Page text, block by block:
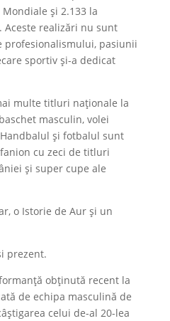
și 2.133 la
Aceste realizări nu sunt
profesionalismului, pasiunii
sportiv și-a dedicat
multe titluri naționale la
masculin, volei
și fotbalul sunt
cu zeci de titluri
și super cupe ale
o Istorie de Aur și un
prezent.
obținută recent la
de echipa masculină de
celui de-al 20-lea